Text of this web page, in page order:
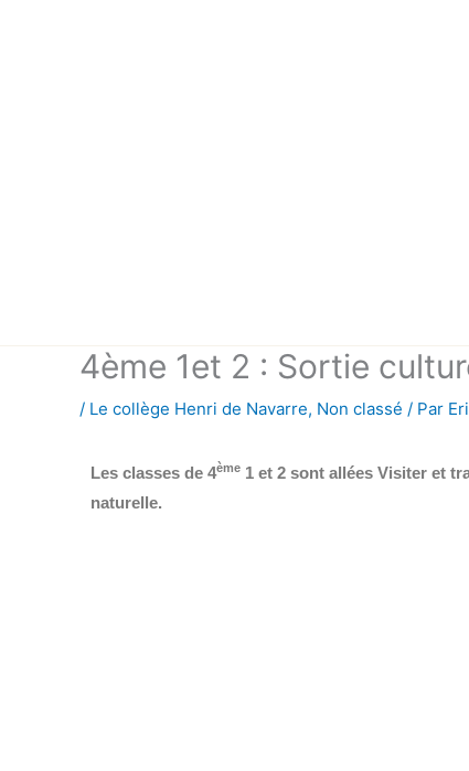
4ème 1et 2 : Sortie
/ Le collège Henri de Navarre, Non classé / Par
Les classes de 4ème 1 et 2 sont allées Visiter et
naturelle.